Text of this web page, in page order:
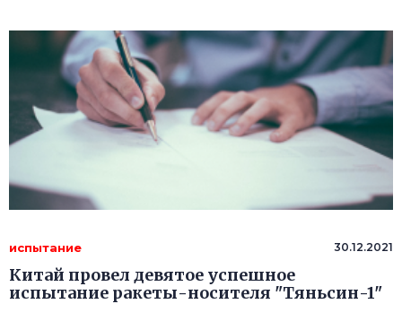
испытание 30.12.2021
Китай провел девятое успешное
испытание ракеты-носителя "Тяньсин-1"